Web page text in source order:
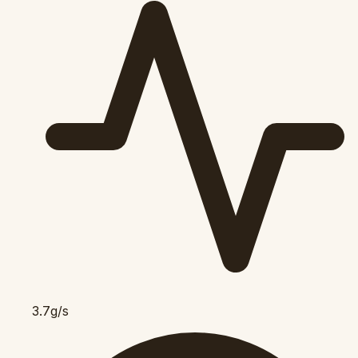
3.7g/s